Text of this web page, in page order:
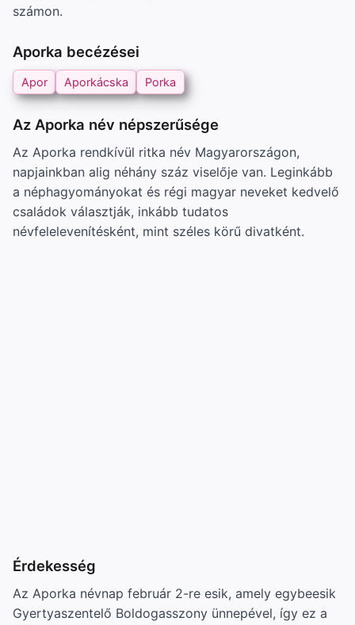
számon.
Aporka becézései
Apor Aporkácska Porka
Az Aporka név népszerűsége
Az Aporka rendkívül ritka név Magyarországon,
napjainkban alig néhány száz viselője van. Leginkább
a néphagyományokat és régi magyar neveket kedvelő
családok választják, inkább tudatos
névfelelevenítésként, mint széles körű divatként.
Érdekesség
Az Aporka névnap február 2-re esik, amely egybeesik
Gyertyaszentelő Boldogasszony ünnepével, így ez a